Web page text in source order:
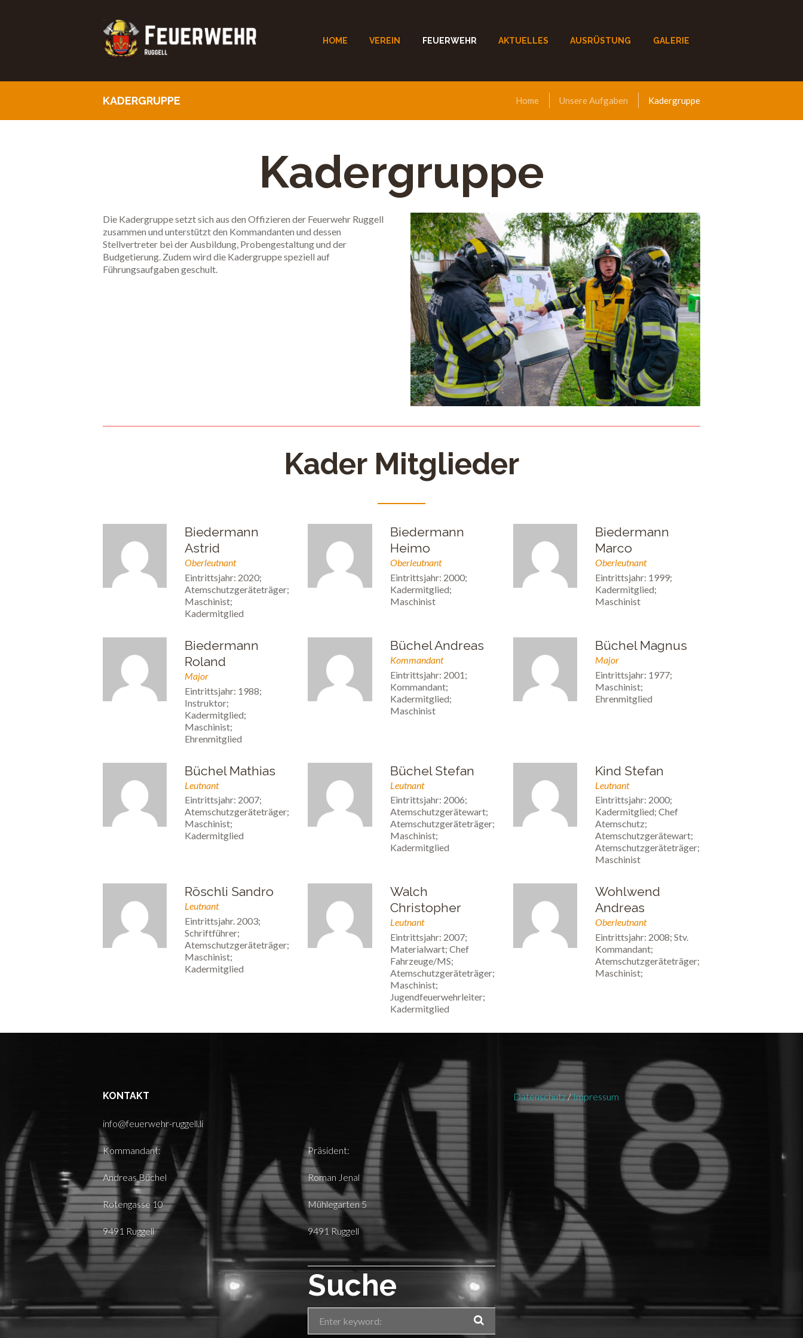
HOME VEREIN FEUERWEHR AKTUELLES AUSRÜSTUNG GALERIE
KADERGRUPPE Home Unsere Aufgaben Kadergruppe
Kadergruppe
Die Kadergruppe setzt sich aus den Offizieren der Feuerwehr Ruggell
zusammen und unterstützt den Kommandanten und dessen
Stellvertreter bei der Ausbildung, Probengestaltung und der
Budgetierung. Zudem wird die Kadergruppe speziell auf
Führungsaufgaben geschult.
Kader Mitglieder
Biedermann
Astrid
Oberleutnant
Eintrittsjahr: 2020;
Atemschutzgeräteträger;
Maschinist;
Kadermitglied
Biedermann
Heimo
Oberleutnant
Eintrittsjahr: 2000;
Kadermitglied;
Maschinist
Biedermann
Marco
Oberleutnant
Eintrittsjahr: 1999;
Kadermitglied;
Maschinist
Biedermann
Roland
Major
Eintrittsjahr: 1988;
Instruktor;
Kadermitglied;
Maschinist;
Ehrenmitglied
Büchel Andreas
Kommandant
Eintrittsjahr: 2001;
Kommandant;
Kadermitglied;
Maschinist
Büchel Magnus
Major
Eintrittsjahr: 1977;
Maschinist;
Ehrenmitglied
Büchel Mathias
Leutnant
Eintrittsjahr: 2007;
Atemschutzgeräteträger;
Maschinist;
Kadermitglied
Büchel Stefan
Leutnant
Eintrittsjahr: 2006;
Atemschutzgerätewart;
Atemschutzgeräteträger;
Maschinist;
Kadermitglied
Kind Stefan
Leutnant
Eintrittsjahr: 2000;
Kadermitglied; Chef
Atemschutz;
Atemschutzgerätewart;
Atemschutzgeräteträger;
Maschinist
Röschli Sandro
Leutnant
Eintrittsjahr. 2003;
Schriftführer;
Atemschutzgeräteträger;
Maschinist;
Kadermitglied
Walch
Christopher
Leutnant
Eintrittsjahr: 2007;
Materialwart; Chef
Fahrzeuge/MS;
Atemschutzgeräteträger;
Maschinist;
Jugendfeuerwehrleiter;
Kadermitglied
Wohlwend
Andreas
Oberleutnant
Eintrittsjahr: 2008; Stv.
Kommandant;
Atemschutzgeräteträger;
Maschinist;
KONTAKT
info@feuerwehr-ruggell.li
Kommandant:
Andreas Büchel
Rotengasse 10
9491 Ruggell
Präsident:
Roman Jenal
Mühlegarten 5
9491 Ruggell
Datenschutz/Impressum
Suche